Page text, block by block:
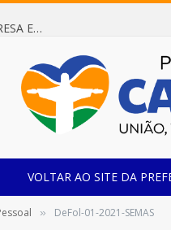
Dispensa de Licitação 085/2026 (CONTRATAÇÃO DE EMPRESA ESPECIALIZADA NA FABRICAÇÃO DE MÓVEIS SOB MEDIDA COM ESTRUTURA METÁLICA EM METALON PARA ATENDIMENTO DAS NECESSIDADES DA SALA SIMOV DA EMEF MADRE MARIA VIGANÓ)
VOLTAR AO SITE DA
» DeFol-01-2021-SEMAS